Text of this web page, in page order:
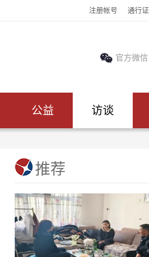
注册帐号 通行证
官方微信
公益 访谈
推荐